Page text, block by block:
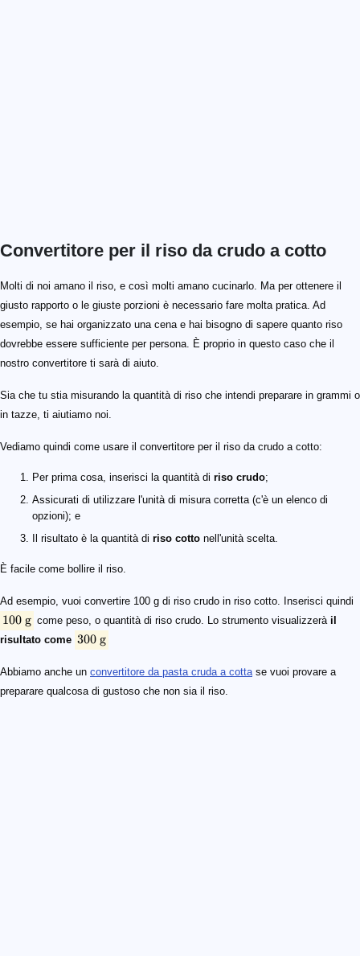
Convertitore per il riso da crudo a cotto
Molti di noi amano il riso, e così molti amano cucinarlo. Ma per ottenere il
giusto rapporto o le giuste porzioni è necessario fare molta pratica. Ad
esempio, se hai organizzato una cena e hai bisogno di sapere quanto riso
dovrebbe essere sufficiente per persona. È proprio in questo caso che il
nostro convertitore ti sarà di aiuto.
Sia che tu stia misurando la quantità di riso che intendi preparare in grammi o
in tazze, ti aiutiamo noi.
Vediamo quindi come usare il convertitore per il riso da crudo a cotto:
Per prima cosa, inserisci la quantità di riso crudo;
Assicurati di utilizzare l'unità di misura corretta (c'è un elenco di
opzioni); e
Il risultato è la quantità di riso cotto nell'unità scelta.
È facile come bollire il riso.
Ad esempio, vuoi convertire 100 g di riso crudo in riso cotto. Inserisci quindi
100 \text { g}
100 g come peso, o quantità di riso crudo. Lo strumento visualizzerà il
risultato come
300 \text { g}
300 g
Abbiamo anche un convertitore da pasta cruda a cottase vuoi provare a
preparare qualcosa di gustoso che non sia il riso.